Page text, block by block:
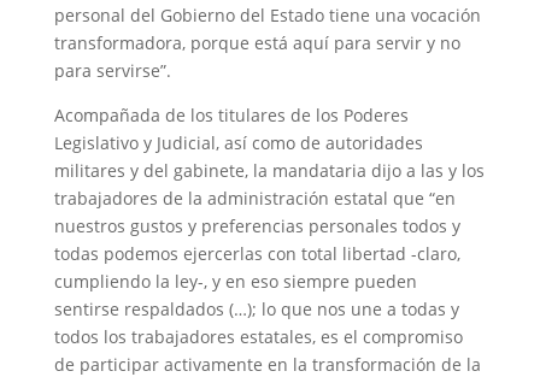
personal del Gobierno del Estado tiene una vocación
transformadora, porque está aquí para servir y no
para servirse”.
Acompañada de los titulares de los Poderes
Legislativo y Judicial, así como de autoridades
militares y del gabinete, la mandataria dijo a las y los
trabajadores de la administración estatal que “en
nuestros gustos y preferencias personales todos y
todas podemos ejercerlas con total libertad -claro,
cumpliendo la ley-, y en eso siempre pueden
sentirse respaldados (…); lo que nos une a todas y
todos los trabajadores estatales, es el compromiso
de participar activamente en la transformación de la